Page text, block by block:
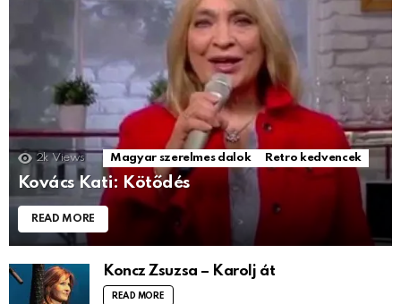
2k Views Magyar szerelmes dalok Retro kedvencek
Kovács Kati: Kötődés
READ MORE
Koncz Zsuzsa – Karolj át
READ MORE